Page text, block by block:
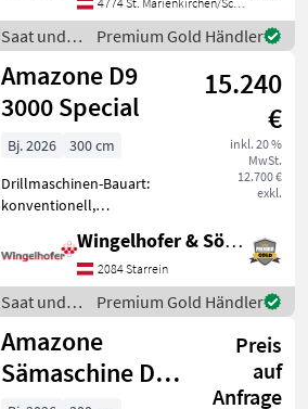
Dm 500 mm, ZW-
Durchtrieb, Planierbalken
höhenverstellbar und
Saat und
Pflege /
Amazone
Premium Gold Händler
Amazone D9
3000 Special
15.240
€
inkl. 20 %
MwSt.
12.700 €
exkl.
Bj. 2026
300 cm
Drillmaschinen-Bauart:
konventionell,
Einscheibenschare,
Extrastriegel,
Fahrgassenschaltung,
Spuranreisser -
Anbausämaschine D9 3000
Special - Räder 6.00-16
Wingelhofer & Söhne GmbH
2084 Starrein
Saat und
Pflege /
Amazone
Premium Gold Händler
Amazone
Sämaschine D9
Preis
auf
Anfrage